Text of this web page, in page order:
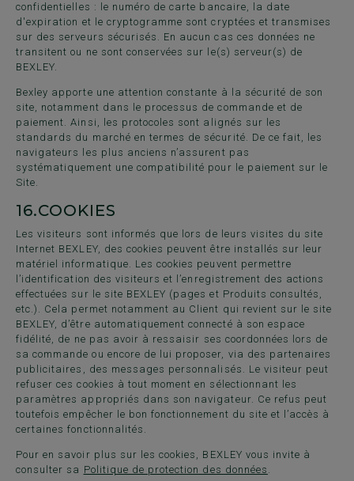
confidentielles : le numéro de carte bancaire, la date
d'expiration et le cryptogramme sont cryptées et transmises
sur des serveurs sécurisés. En aucun cas ces données ne
transitent ou ne sont conservées sur le(s) serveur(s) de
BEXLEY.
Bexley apporte une attention constante à la sécurité de son
site, notamment dans le processus de commande et de
paiement. Ainsi, les protocoles sont alignés sur les
standards du marché en termes de sécurité. De ce fait, les
navigateurs les plus anciens n’assurent pas
systématiquement une compatibilité pour le paiement sur le
Site.
16.COOKIES
Les visiteurs sont informés que lors de leurs visites du site
Internet BEXLEY, des cookies peuvent être installés sur leur
matériel informatique. Les cookies peuvent permettre
l’identification des visiteurs et l’enregistrement des actions
effectuées sur le site BEXLEY (pages et Produits consultés,
etc.). Cela permet notamment au Client qui revient sur le site
BEXLEY, d’être automatiquement connecté à son espace
fidélité, de ne pas avoir à ressaisir ses coordonnées lors de
sa commande ou encore de lui proposer, via des partenaires
publicitaires, des messages personnalisés. Le visiteur peut
refuser ces cookies à tout moment en sélectionnant les
paramètres appropriés dans son navigateur. Ce refus peut
toutefois empêcher le bon fonctionnement du site et l’accès à
certaines fonctionnalités.
Pour en savoir plus sur les cookies, BEXLEY vous invite à
consulter sa Politique de protection des données .